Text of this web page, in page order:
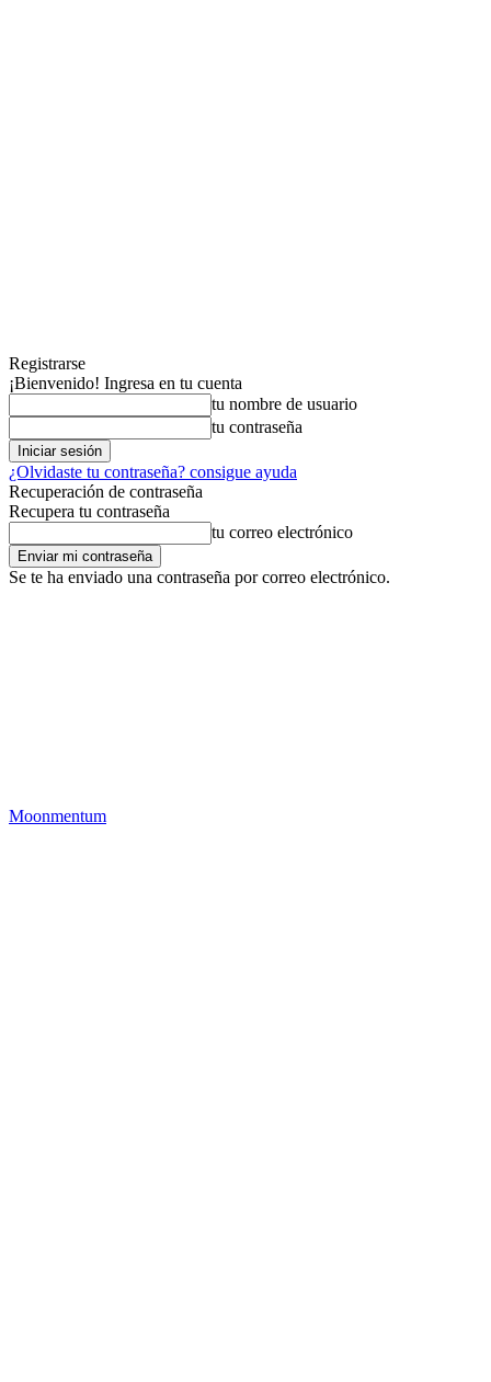
Registrarse
¡Bienvenido! Ingresa en tu cuenta
tu nombre de usuario
tu contraseña
¿Olvidaste tu contraseña? consigue ayuda
Recuperación de contraseña
Recupera tu contraseña
tu correo electrónico
Se te ha enviado una contraseña por correo electrónico.
Moonmentum